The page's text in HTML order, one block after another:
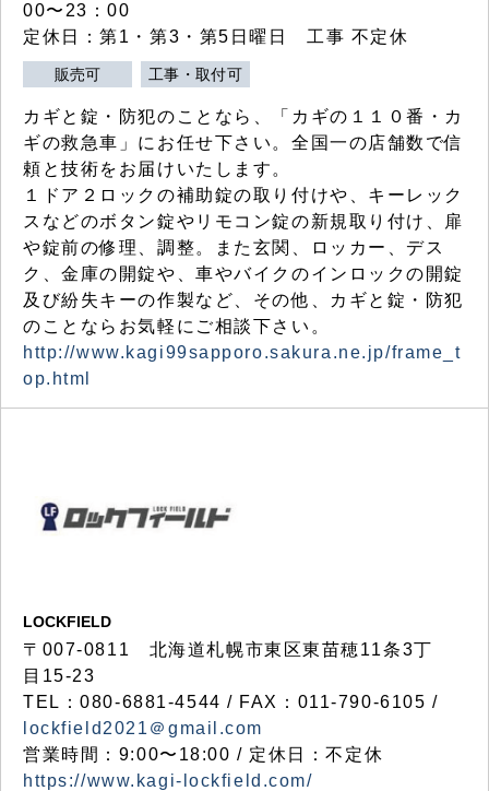
00〜23：00
定休日：第1・第3・第5日曜日 工事 不定休
販売可 工事・取付可
カギと錠・防犯のことなら、「カギの１１０番・カ
ギの救急車」にお任せ下さい。全国一の店舗数で信
頼と技術をお届けいたします。
１ドア２ロックの補助錠の取り付けや、キーレック
スなどのボタン錠やリモコン錠の新規取り付け、扉
や錠前の修理、調整。また玄関、ロッカー、デス
ク、金庫の開錠や、車やバイクのインロックの開錠
及び紛失キーの作製など、その他、カギと錠・防犯
のことならお気軽にご相談下さい。
http://www.kagi99sapporo.sakura.ne.jp/frame_t
op.html
LOCKFIELD
〒007-0811 北海道札幌市東区東苗穂11条3丁
目15-23
TEL：080-6881-4544 / FAX：011-790-6105 /
lockfield2021＠gmail.com
営業時間：9:00〜18:00 / 定休日：不定休
https://www.kagi-lockfield.com/